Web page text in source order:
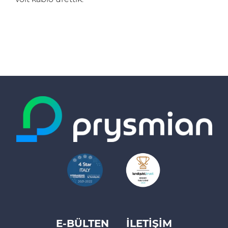
E-BÜLTEN İLETİŞİM